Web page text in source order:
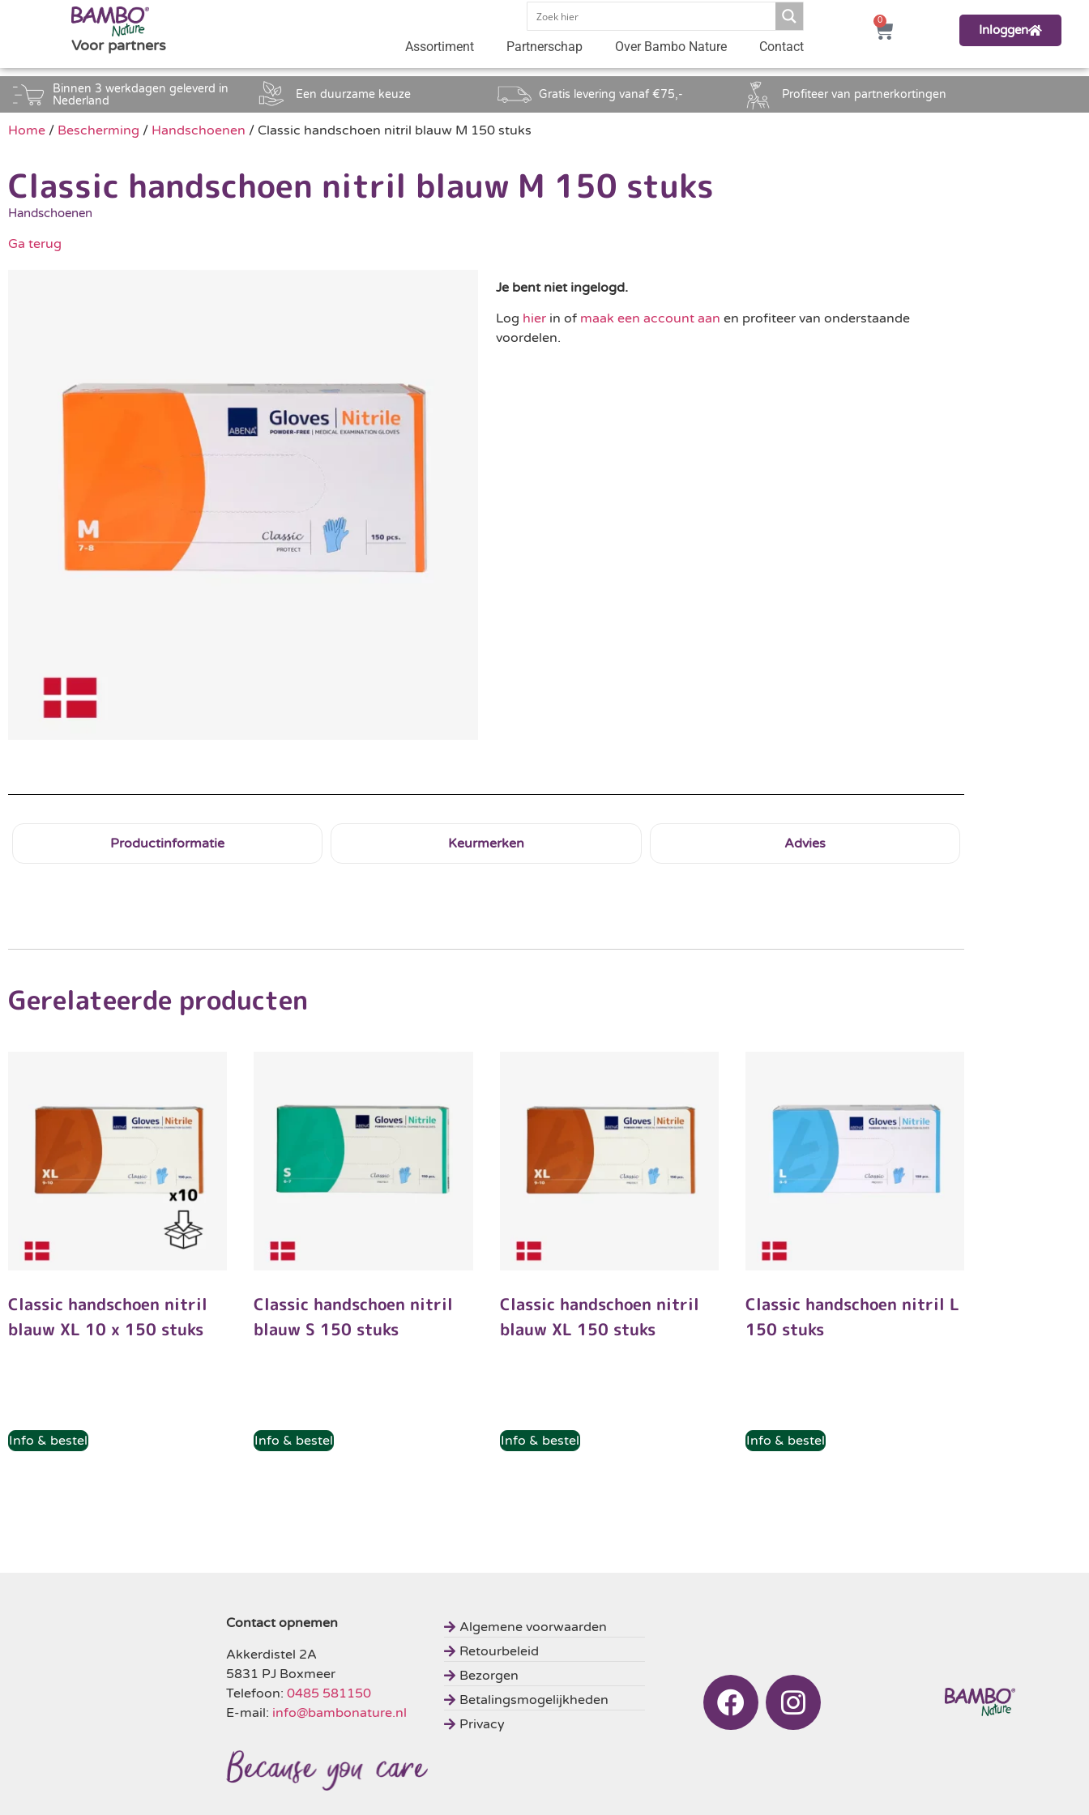
Voor partners Assortiment Partnerschap Over Bambo Nature Contact
0
Inloggen
Binnen 3 werkdagen geleverd in
Nederland
Een duurzame keuze Gratis levering vanaf €75,- Profiteer van partnerkortingen
Home / Bescherming / Handschoenen / Classic handschoen nitril blauw M 150 stuks
Classic handschoen nitril blauw M 150 stuks
Handschoenen
Ga terug
Je bent niet ingelogd.
Log hier in of maak een account aan en profiteer van onderstaande
voordelen.
Productinformatie Keurmerken Advies
Gerelateerde producten
Classic handschoen nitril
blauw XL 10 x 150 stuks
Info & bestel
Classic handschoen nitril
blauw S 150 stuks
Info & bestel
Classic handschoen nitril
blauw XL 150 stuks
Info & bestel
Classic handschoen nitril L
150 stuks
Info & bestel
Contact opnemen
Akkerdistel 2A
5831 PJ Boxmeer
Telefoon: 0485 581150
E-mail: info@bambonature.nl
Algemene voorwaarden
Retourbeleid
Bezorgen
Betalingsmogelijkheden
Privacy